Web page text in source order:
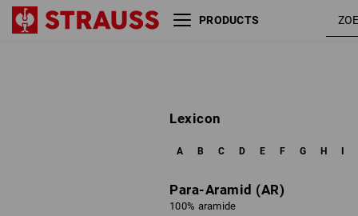
PRODUCTS
Lexicon
A B C D E F G H
Para-Aramid (AR)
100% aramide